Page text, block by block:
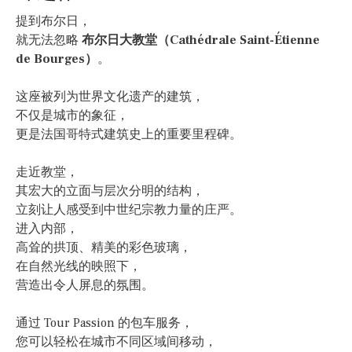
提到布尔日，
就无法忽略 布尔日大教堂（Cathédrale Saint-Étienne
de Bourges） 。
这座被列为世界文化遗产的建筑，
不仅是城市的象征，
更是法国哥特式建筑史上的重要里程碑。
走近教堂，
其宏大的立面与层次分明的结构，
立刻让人感受到中世纪宗教力量的庄严。
进入内部，
高耸的拱顶、精美的彩色玻璃，
在自然光线的映照下，
营造出令人屏息的氛围。
通过 Tour Passion 的包车服务，
您可以轻松在城市不同区域间移动，